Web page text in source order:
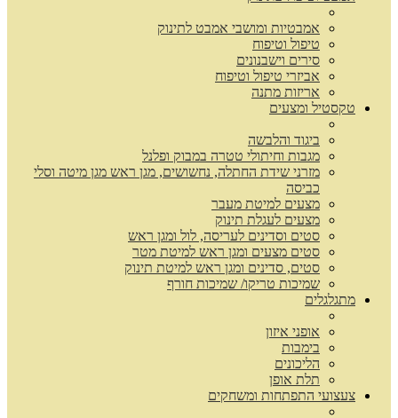
אמבטיות ומושבי אמבט לתינוק
טיפול וטיפוח
סירים וישבנונים
אביזרי טיפול וטיפוח
אריזות מתנה
טקסטיל ומצעים
ביגוד והלבשה
מגבות וחיתולי טטרה במבוק ופלנל
מזרני שידת החתלה, נחשושים, מגן ראש מגן מיטה וסלי
כביסה
מצעים למיטת מעבר
מצעים לעגלת תינוק
סטים וסדינים לעריסה, לול ומגן ראש
סטים מצעים ומגן ראש למיטת מטר
סטים, סדינים ומגן ראש למיטת תינוק
שמיכות טריקו/ שמיכות חורף
מתגלגלים
אופני איזון
בימבות
הליכונים
תלת אופן
צעצועי התפתחות ומשחקים